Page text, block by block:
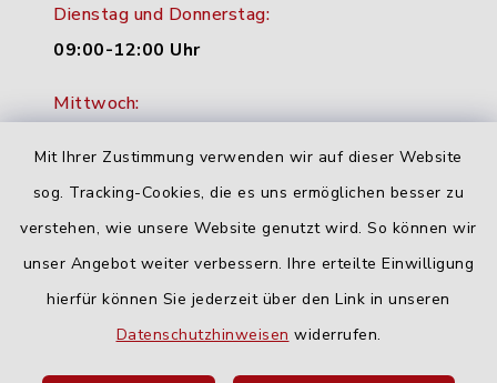
Mit Ihrer Zustimmung verwenden wir auf dieser Website
sog. Tracking-Cookies, die es uns ermöglichen besser zu
verstehen, wie unsere Website genutzt wird. So können wir
unser Angebot weiter verbessern. Ihre erteilte Einwilligung
hierfür können Sie jederzeit über den Link in unseren
Datenschutzhinweisen widerrufen.
Dienstag und Donnerstag:
09:00-12:00 Uhr
Mittwoch:
Freitag:
geschlossen
Quicklinks